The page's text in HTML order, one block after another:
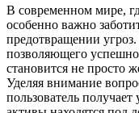
В современном мире,
особенно важно
предотвращении
позволяющего
становится не просто
Уделяя внимание
пользователь